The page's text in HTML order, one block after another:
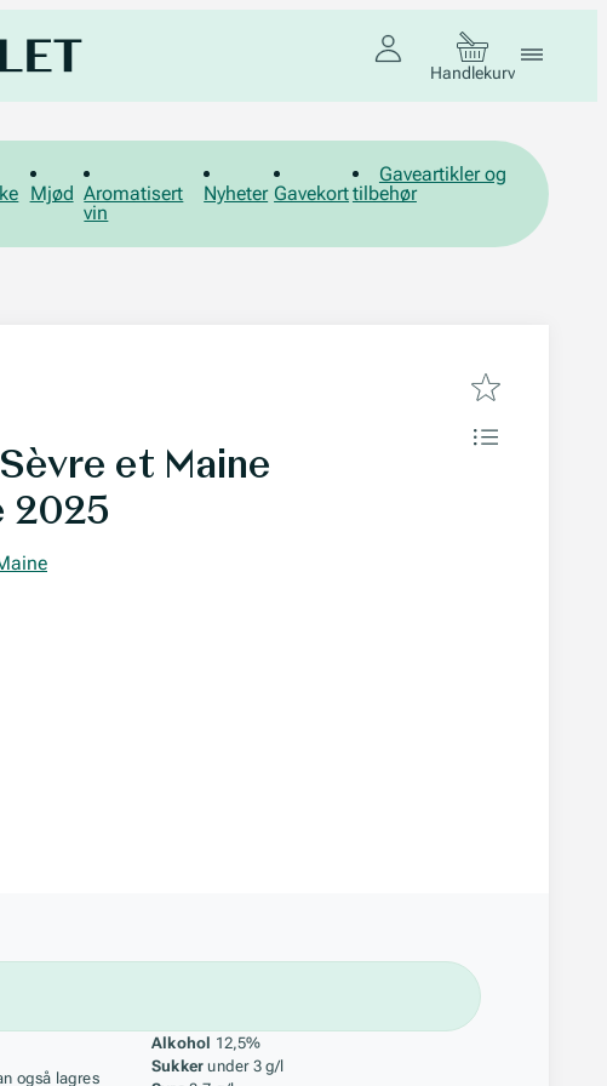
Handlekurv
Mjød Aromatisert
vin
Nyheter Gavekort
Gaveartikler og
tilbehør
et Maine
2025
råstoff
også lagres
Alkohol 12,5%
Sukker under 3 g/l